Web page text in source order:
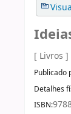
[ Livros ]
Publicado
Detalhes
ISBN: